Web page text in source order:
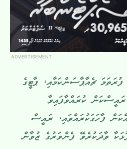
ADVERTISEMENT
ޗެއާޕާސަންކަމާއި، ޕާޓީގެ
ކުރައްވާފައިވާ
ފާހަގަކުރައްވައި، ރައީސް
ވާދަކުރެވޭ ފެންވަރުގެ ޒުވާން